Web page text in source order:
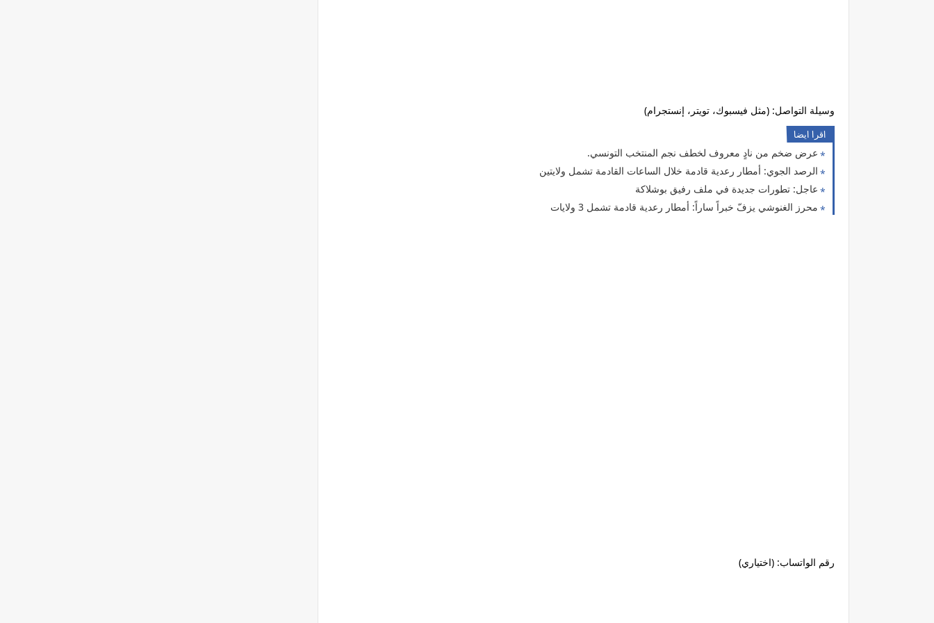
وسيلة التواصل: (مثل فيسبوك، تويتر، إنستجرام)
اقرا ايضا
عرض ضخم من نادٍ معروف لخطف نجم المنتخب التونسي.
الرصد الجوي: أمطار رعدية قادمة خلال الساعات القادمة تشمل ولايتين
عاجل: تطورات جديدة في ملف رفيق بوشلاكة
محرز الغنوشي يزفّ خبراً ساراً: أمطار رعدية قادمة تشمل 3 ولايات
رقم الواتساب: (اختياري)